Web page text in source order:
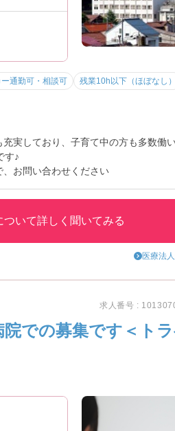
ー通勤可・相談可 残業10h以下（ほぼなし）
実しており、子育て中の方も多数働
す♪
お問い合わせください
ついて詳しく聞いてみる
医療法
求人番号 :
院での募集です＜ト